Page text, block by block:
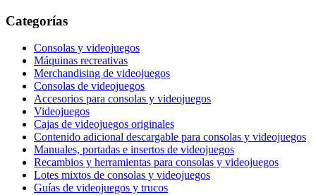
Categorías
Consolas y videojuegos
Máquinas recreativas
Merchandising de videojuegos
Consolas de videojuegos
Accesorios para consolas y videojuegos
Videojuegos
Cajas de videojuegos originales
Contenido adicional descargable para consolas y videojuegos
Manuales, portadas e insertos de videojuegos
Recambios y herramientas para consolas y videojuegos
Lotes mixtos de consolas y videojuegos
Guías de videojuegos y trucos